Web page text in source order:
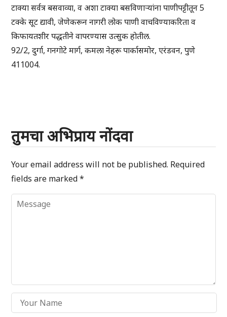
टाक्या सर्वत्र बसवाव्या, व अशा टाक्या बसविणाऱ्यांना पाणीपट्टीतून 5
टक्के सूट द्यावी, जेणेकरून नागरी लोक पाणी वाचविण्याकरिता व
किफायतशीर पद्धतीने वापरण्यास उत्सुक होतील.
92/2, दुर्गा, गनगोटे मार्ग, कमला नेहरू पार्कासमोर, एरंडवन, पुणे
411004.
तुमचा अभिप्राय नोंदवा
Your email address will not be published. Required
fields are marked*